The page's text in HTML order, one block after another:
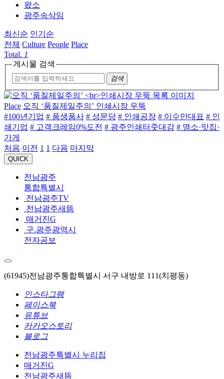
왔소
광주속삭임
최신순 인기순
전체 Culture People Place
Total. 1
게시물 검색
검색
Place 오직 ‘품질제일주의’ 인쇄시장 우뚝
#100년기업 # 품생품사 # 성문당 # 인쇄공장 # 이수만대표 # 인
쇄기업 # 고객크레임0%도전 # 광주인쇄터줏대감 # 명소·맛집·
가게
처음 이전 1 1 다음 마지막
QUICK
전남광주
통합특별시
전남광주TV
전남광주새뜸
매거진G
구.광주광역시
전자공보
(61945)전남광주통합특별시 서구 내방로 111(치평동)
인스타그램
페이스북
유튜브
카카오스토리
블로그
전남광주특별시 누리집
매거진G
전남광주새뜸